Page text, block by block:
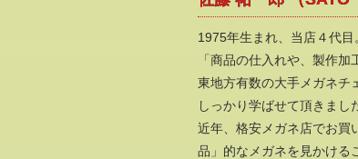
1975年生まれ、当店４代目
「商品の仕入れや、製作
東地方有数の大手メガネチ
しっかり学ばせて頂きまし
近年、格安メガネ店でお買
品」的なメガネを見かける